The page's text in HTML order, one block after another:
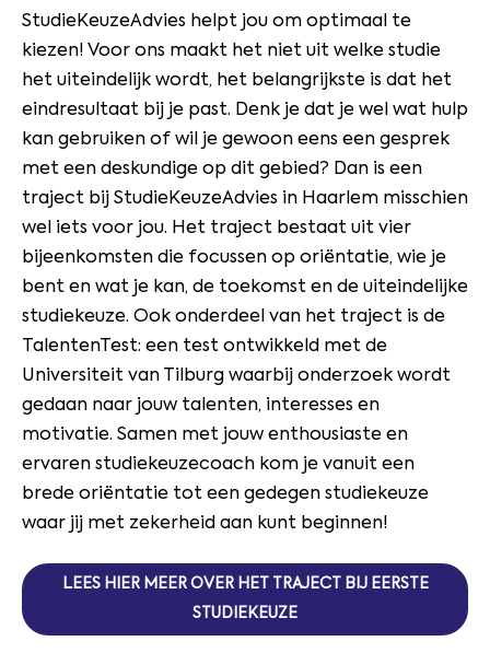
StudieKeuzeAdvies helpt jou om optimaal te
kiezen! Voor ons maakt het niet uit welke studie
het uiteindelijk wordt, het belangrijkste is dat het
eindresultaat bij je past. Denk je dat je wel wat hulp
kan gebruiken of wil je gewoon eens een gesprek
met een deskundige op dit gebied? Dan is een
traject bij StudieKeuzeAdvies in Haarlem misschien
wel iets voor jou. Het traject bestaat uit vier
bijeenkomsten die focussen op oriëntatie, wie je
bent en wat je kan, de toekomst en de uiteindelijke
studiekeuze. Ook onderdeel van het traject is de
TalentenTest: een test ontwikkeld met de
Universiteit van Tilburg waarbij onderzoek wordt
gedaan naar jouw talenten, interesses en
motivatie. Samen met jouw enthousiaste en
ervaren studiekeuzecoach kom je vanuit een
brede oriëntatie tot een gedegen studiekeuze
waar jij met zekerheid aan kunt beginnen!
LEES HIER MEER OVER HET TRAJECT BIJ EERSTE
STUDIEKEUZE